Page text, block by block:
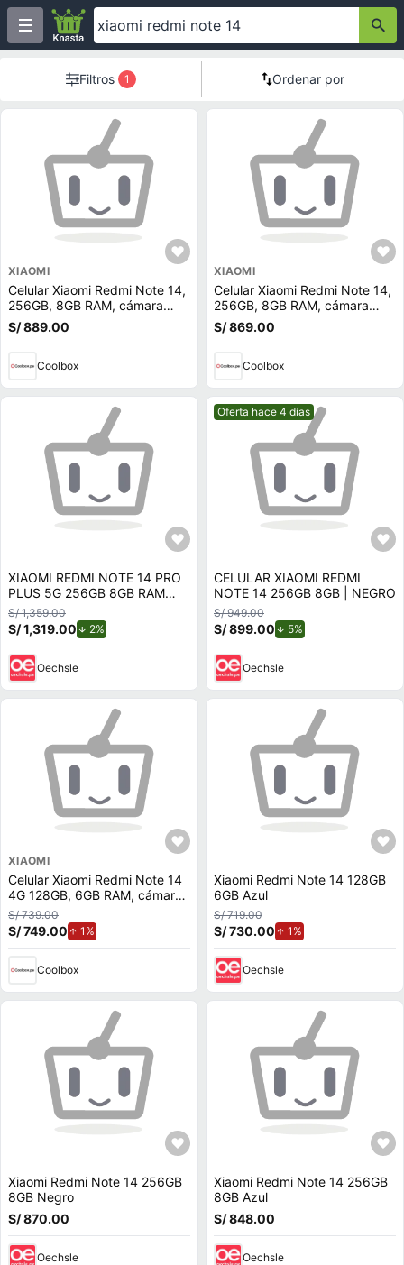
Filtros 1 Ordenar por
XIAOMI
Celular Xiaomi Redmi Note 14,
256GB, 8GB RAM, cámara
trasera 108MP y frontal 20MP,
6.67"", negro
S/ 889.00
Coolbox
XIAOMI
Celular Xiaomi Redmi Note 14,
256GB, 8GB RAM, cámara
trasera 108MP y frontal 20MP,
azul
S/ 869.00
Coolbox
XIAOMI REDMI NOTE 14 PRO
PLUS 5G 256GB 8GB RAM
NEGRO
S/ 1,359.00
S/ 1,319.00 2%
Oechsle
Mejor precio.
Oferta hace 4 días
CELULAR XIAOMI REDMI
NOTE 14 256GB 8GB | NEGRO
S/ 949.00
S/ 899.00 5%
Oechsle
XIAOMI
Celular Xiaomi Redmi Note 14
4G 128GB, 6GB RAM, cámara
trasera 108MP y frontal 20MP,
6.67"", azul
S/ 739.00
S/ 749.00 1%
Coolbox
Xiaomi Redmi Note 14 128GB
6GB Azul
S/ 719.00
S/ 730.00 1%
Oechsle
Xiaomi Redmi Note 14 256GB
8GB Negro
S/ 870.00
Oechsle
Xiaomi Redmi Note 14 256GB
8GB Azul
S/ 848.00
Oechsle